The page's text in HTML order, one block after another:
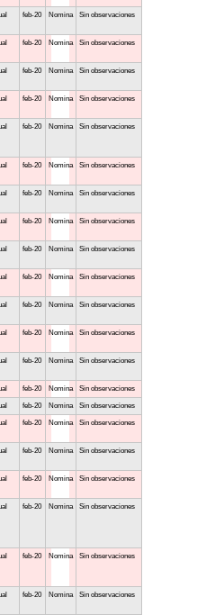
feb-20 Nomina Sin observaciones
feb-20 Nomina Sin observaciones
feb-20 Nomina Sin observaciones
feb-20 Nomina Sin observaciones
feb-20 Nomina Sin observaciones
feb-20 Nomina Sin observaciones
feb-20 Nomina Sin observaciones
feb-20 Nomina Sin observaciones
feb-20 Nomina Sin observaciones
feb-20 Nomina Sin observaciones
feb-20 Nomina Sin observaciones
feb-20 Nomina Sin observaciones
feb-20 Nomina Sin observaciones
feb-20 Nomina Sin observaciones
feb-20 Nomina Sin observaciones
feb-20 Nomina Sin observaciones
feb-20 Nomina Sin observaciones
feb-20 Nomina Sin observaciones
feb-20 Nomina Sin observaciones
feb-20 Nomina Sin observaciones
feb-20 Nomina Sin observaciones